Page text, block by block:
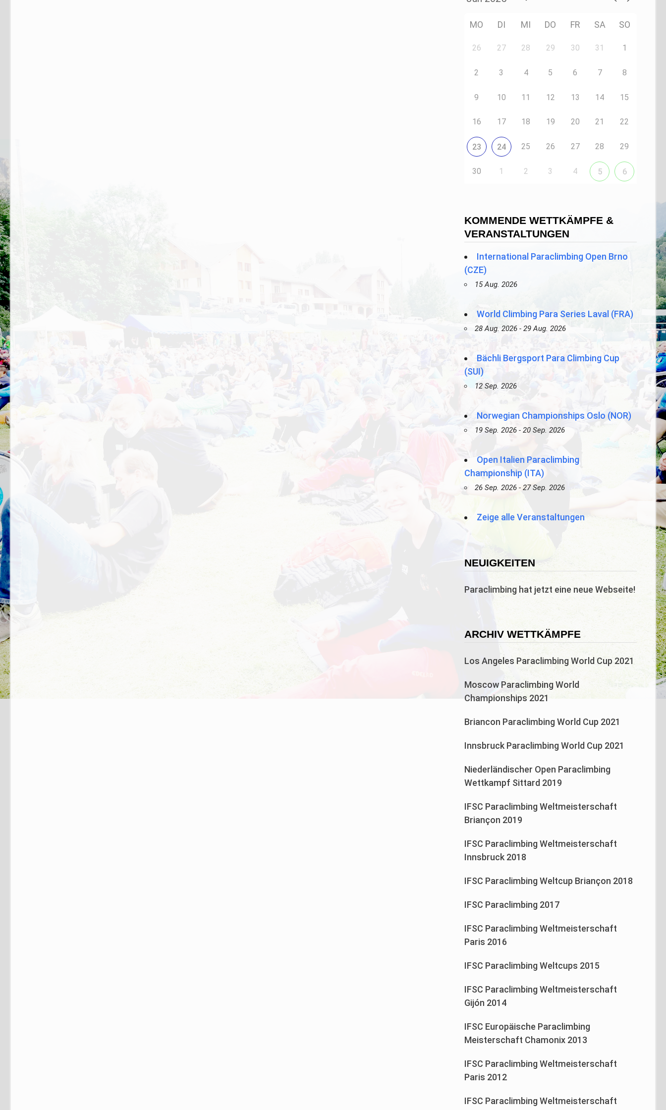
MO DI MI DO FR SA SO
26 27 28 29 30 31 1
2 3 4 5 6 7 8
9 10 11 12 13 14 15
16 17 18 19 20 21 22
23 24 25 26 27 28 29
30 1 2 3 4 5 6
KOMMENDE WETTKÄMPFE &
VERANSTALTUNGEN
International Paraclimbing Open Brno
(CZE)
15 Aug. 2026
World Climbing Para Series Laval (FRA)
28 Aug. 2026 - 29 Aug. 2026
Bächli Bergsport Para Climbing Cup
(SUI)
12 Sep. 2026
Norwegian Championships Oslo (NOR)
19 Sep. 2026 - 20 Sep. 2026
Open Italien Paraclimbing
Championship (ITA)
26 Sep. 2026 - 27 Sep. 2026
Zeige alle Veranstaltungen
NEUIGKEITEN
Paraclimbing hat jetzt eine neue Webseite!
ARCHIV WETTKÄMPFE
Los Angeles Paraclimbing World Cup 2021
Moscow Paraclimbing World
Championships 2021
Briancon Paraclimbing World Cup 2021
Innsbruck Paraclimbing World Cup 2021
Niederländischer Open Paraclimbing
Wettkampf Sittard 2019
IFSC Paraclimbing Weltmeisterschaft
Briançon 2019
IFSC Paraclimbing Weltmeisterschaft
Innsbruck 2018
IFSC Paraclimbing Weltcup Briançon 2018
IFSC Paraclimbing 2017
IFSC Paraclimbing Weltmeisterschaft
Paris 2016
IFSC Paraclimbing Weltcups 2015
IFSC Paraclimbing Weltmeisterschaft
Gijón 2014
IFSC Europäische Paraclimbing
Meisterschaft Chamonix 2013
IFSC Paraclimbing Weltmeisterschaft
Paris 2012
IFSC Paraclimbing Weltmeisterschaft